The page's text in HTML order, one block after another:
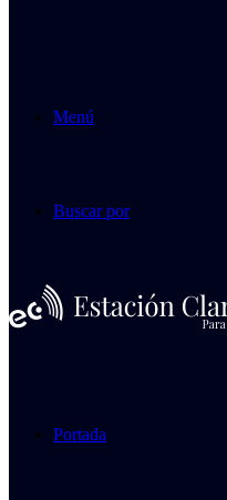
Menú
Buscar por
Portada